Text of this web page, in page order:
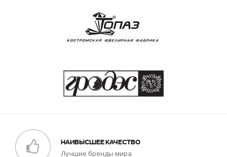
НАИВЫСШЕЕ КАЧЕСТВО
Лучшие бренды мира